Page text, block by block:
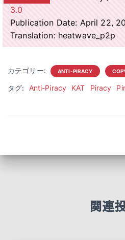
3.0
Publication Date: April 22,
Translation: heatwave_p2p
カテゴリー: ANTI-PIRACY
タグ: Anti-Piracy KAT Piracy
関連